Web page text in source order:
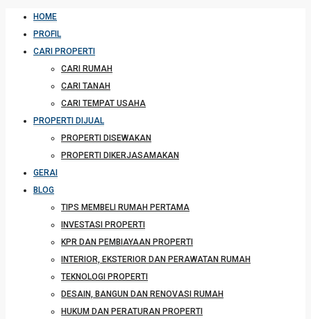
HOME
PROFIL
CARI PROPERTI
CARI RUMAH
CARI TANAH
CARI TEMPAT USAHA
PROPERTI DIJUAL
PROPERTI DISEWAKAN
PROPERTI DIKERJASAMAKAN
GERAI
BLOG
TIPS MEMBELI RUMAH PERTAMA
INVESTASI PROPERTI
KPR DAN PEMBIAYAAN PROPERTI
INTERIOR, EKSTERIOR DAN PERAWATAN RUMAH
TEKNOLOGI PROPERTI
DESAIN, BANGUN DAN RENOVASI RUMAH
HUKUM DAN PERATURAN PROPERTI